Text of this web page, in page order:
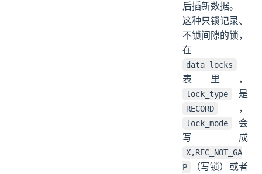
后插新数据。
这种只锁记录、
不锁间隙的锁，
在
data_locks
表里，
lock_type 是
RECORD ，
lock_mode
会
写成
X,REC_NOT_GA
P
（写锁）或者